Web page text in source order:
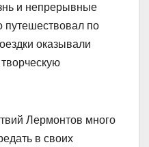
и непрерывные
путешествовал по
оказывали
Лермонтов много
в своих